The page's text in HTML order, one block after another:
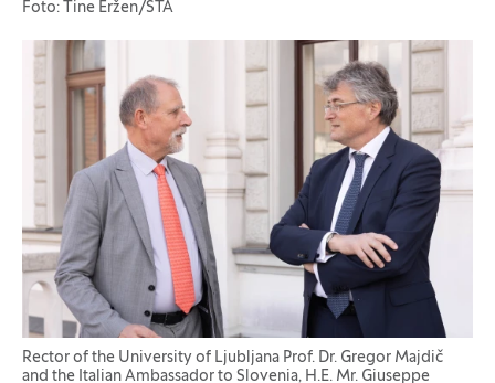
Foto: Tine Eržen/STA
Rector of the University of Ljubljana Prof. Dr. Gregor Majdič
and the Italian Ambassador to Slovenia, H.E. Mr. Giuseppe